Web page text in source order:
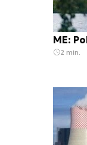
ME:
2 min.